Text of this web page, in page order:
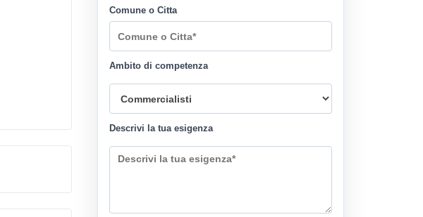
Comune o Citta
Ambito di competenza
Descrivi la tua esigenza